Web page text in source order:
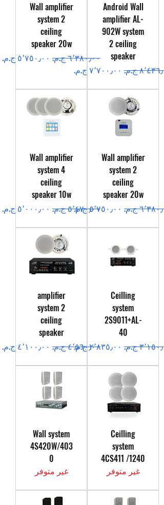
Android Wall
amplifier AL-
902W system
2 ceiling
speaker
عادي
سعر البيع
Wall amplifier
system 2
ceiling
speaker 20w
سعر عادي
سعر البيع
Wall amplifier
system 2
ceiling
speaker 20w
عادي
سعر البيع
Wall amplifier
system 4
ceiling
speaker 10w
سعر عادي
سعر البيع
Ceilling
system
2S9011+AL-
40
عادي
سعر البيع
amplifier
system 2
ceiling
speaker
سعر عادي
سعر البيع
Ceilling
system
4CS411 /1240
غير متوفر
Wall system
4S420W/403
0
غير متوفر